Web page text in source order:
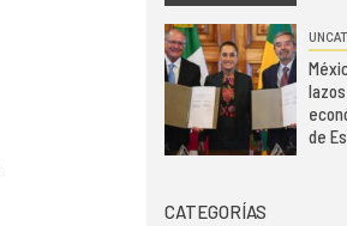
de
CATEGORÍAS